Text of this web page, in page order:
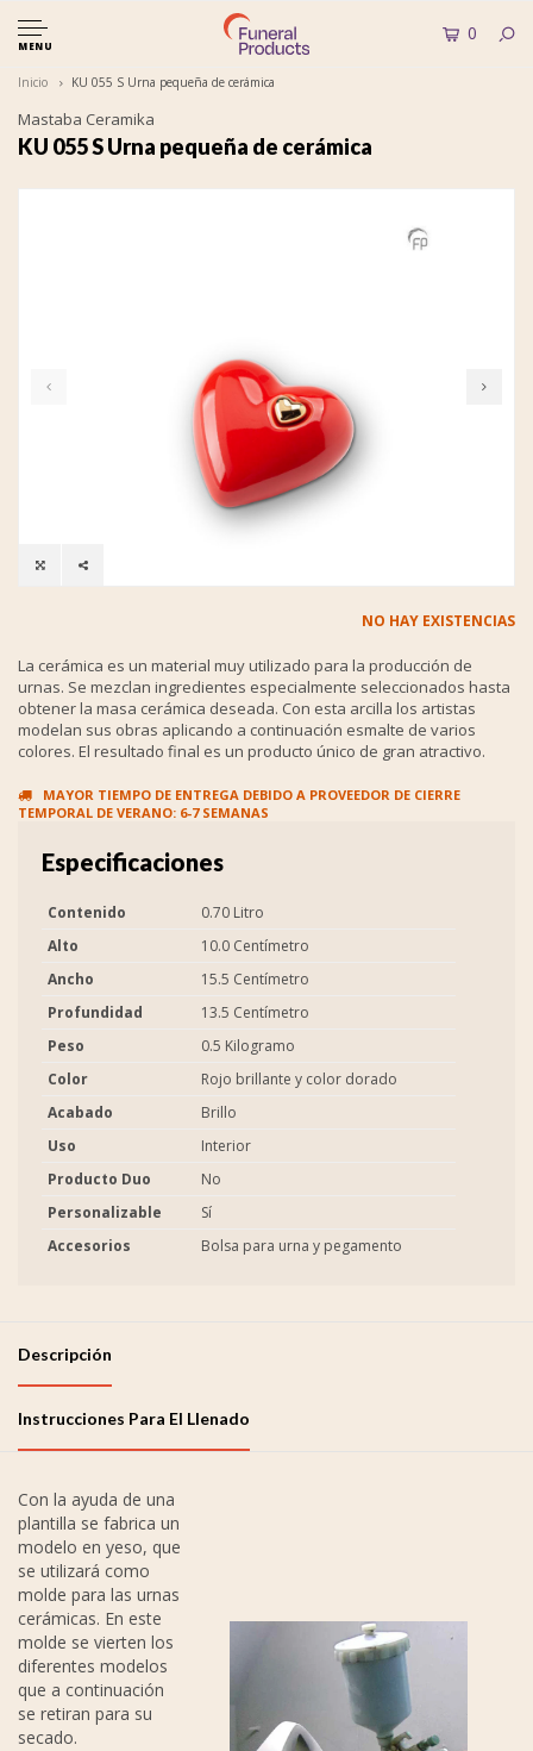
MENU
0
Inicio KU 055 S Urna pequeña de cerámica
Mastaba Ceramika
KU 055 S Urna pequeña de cerámica
NO HAY EXISTENCIAS
La cerámica es un material muy utilizado para la producción de
urnas. Se mezclan ingredientes especialmente seleccionados hasta
obtener la masa cerámica deseada. Con esta arcilla los artistas
modelan sus obras aplicando a continuación esmalte de varios
colores. El resultado final es un producto único de gran atractivo.
MAYOR TIEMPO DE ENTREGA DEBIDO A PROVEEDOR DE CIERRE
TEMPORAL DE VERANO: 6-7 SEMANAS
Especificaciones
Contenido
0.70 Litro
Alto
10.0 Centímetro
Ancho
15.5 Centímetro
Profundidad
13.5 Centímetro
Peso
0.5 Kilogramo
Color
Rojo brillante y color dorado
Acabado
Brillo
Uso
Interior
Producto Duo
No
Personalizable
Sí
Accesorios
Bolsa para urna y pegamento
Descripción
Instrucciones Para El Llenado
Con la ayuda de una
plantilla se fabrica un
modelo en yeso, que
se utilizará como
molde para las urnas
cerámicas. En este
molde se vierten los
diferentes modelos
que a continuación
se retiran para su
secado.